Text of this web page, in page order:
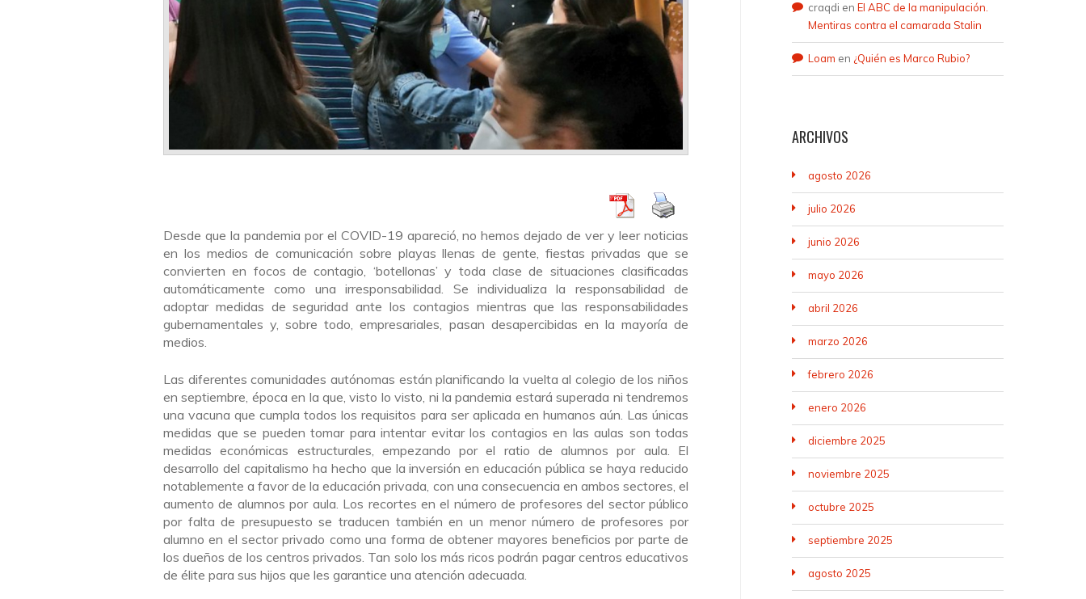
Desde que la pandemia por el COVID-19 apareció, no hemos dejado de ver y leer noticias
en los medios de comunicación sobre playas llenas de gente, fiestas privadas que se
convierten en focos de contagio, ‘botellonas’ y toda clase de situaciones clasificadas
automáticamente como una irresponsabilidad. Se individualiza la responsabilidad de
adoptar medidas de seguridad ante los contagios mientras que las responsabilidades
gubernamentales y, sobre todo, empresariales, pasan desapercibidas en la mayoría de
medios.
Las diferentes comunidades autónomas están planificando la vuelta al colegio de los niños
en septiembre, época en la que, visto lo visto, ni la pandemia estará superada ni tendremos
una vacuna que cumpla todos los requisitos para ser aplicada en humanos aún. Las únicas
medidas que se pueden tomar para intentar evitar los contagios en las aulas son todas
medidas económicas estructurales, empezando por el ratio de alumnos por aula. El
desarrollo del capitalismo ha hecho que la inversión en educación pública se haya reducido
notablemente a favor de la educación privada, con una consecuencia en ambos sectores, el
aumento de alumnos por aula. Los recortes en el número de profesores del sector público
por falta de presupuesto se traducen también en un menor número de profesores por
alumno en el sector privado como una forma de obtener mayores beneficios por parte de
los dueños de los centros privados. Tan solo los más ricos podrán pagar centros educativos
de élite para sus hijos que les garantice una atención adecuada.
craqdi en El ABC de la manipulación.
Mentiras contra el camarada Stalin
Loam en ¿Quién es Marco Rubio?
ARCHIVOS
agosto 2026
julio 2026
junio 2026
mayo 2026
abril 2026
marzo 2026
febrero 2026
enero 2026
diciembre 2025
noviembre 2025
octubre 2025
septiembre 2025
agosto 2025